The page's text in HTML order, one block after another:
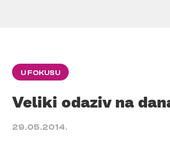
U FOKUSU
Veliki odaziv na
29.05.2014.